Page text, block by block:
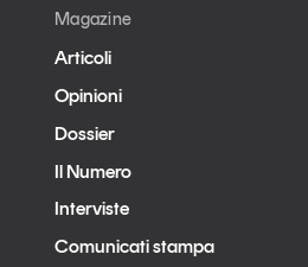
GS1 Italy che racconta in
a professionisti e
Magazine
Articoli
Opinioni
Dossier
Il Numero
Interviste
Comunicati stampa